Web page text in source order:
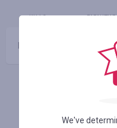
ИНФО ГАРАНТИЯ
Промокоды отсутствуют
We've